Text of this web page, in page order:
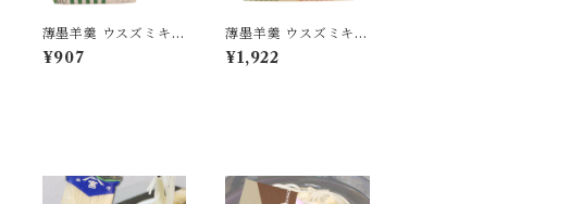
薄墨羊羹 ウスズミキュ
ーブ クラシック ショ
コラ 各1箱 [yokan-cb
¥907
薄墨羊羹 ウスズミキュ
ーブ 4箱セット (クラ
シック×2/キャラメル×
¥1,922